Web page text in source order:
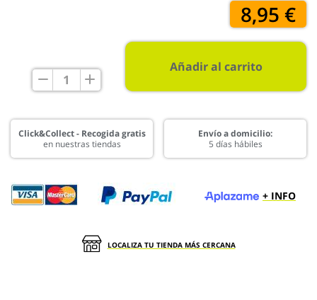
8,95 €
Añadir al carrito
Click&Collect - Recogida gratis
en nuestras tiendas
Envío a domicilio:
5 días hábiles
+ INFO
LOCALIZA TU TIENDA MÁS CERCANA